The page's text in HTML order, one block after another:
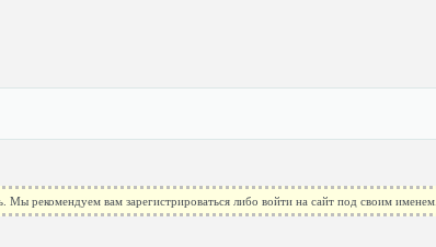
Мы рекомендуем вам зарегистрироваться либо войти на сайт под своим именем.